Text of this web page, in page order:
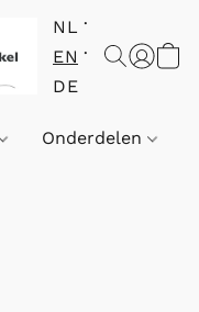
NL
EN
DE
Onderdelen